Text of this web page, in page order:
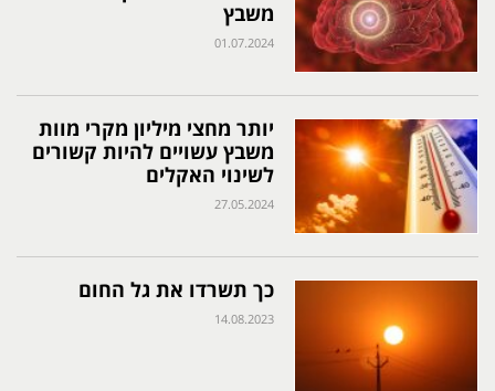
משבץ
01.07.2024
יותר מחצי מיליון מקרי מוות
משבץ עשויים להיות קשורים
לשינוי האקלים
27.05.2024
כך תשרדו את גל החום
14.08.2023